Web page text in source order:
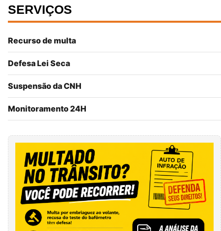
SERVIÇOS
Recurso de multa
Defesa Lei Seca
Suspensão da CNH
Monitoramento 24H